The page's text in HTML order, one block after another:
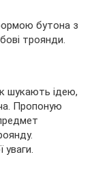
бутона з
троянди.
шукають ідею,
Пропоную
уваги.